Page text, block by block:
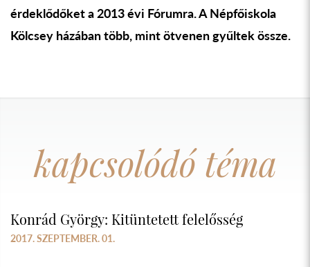
érdeklődőket a 2013 évi Fórumra. A Népfőiskola
Kölcsey házában több, mint ötvenen gyűltek össze.
kapcsolódó téma
Konrád György: Kitüntetett felelősség
2017. SZEPTEMBER. 01.